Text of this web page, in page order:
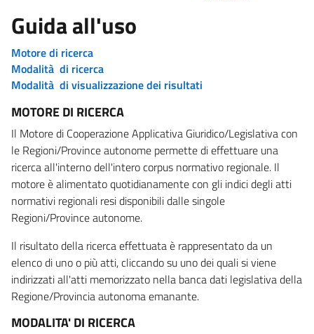
Guida all'uso
Motore di ricerca
Modalità di ricerca
Modalità di visualizzazione dei risultati
MOTORE DI RICERCA
Il Motore di Cooperazione Applicativa Giuridico/Legislativa con
le Regioni/Province autonome permette di effettuare una
ricerca all'interno dell'intero corpus normativo regionale. Il
motore è alimentato quotidianamente con gli indici degli atti
normativi regionali resi disponibili dalle singole
Regioni/Province autonome.
Il risultato della ricerca effettuata è rappresentato da un
elenco di uno o più atti, cliccando su uno dei quali si viene
indirizzati all'atti memorizzato nella banca dati legislativa della
Regione/Provincia autonoma emanante.
MODALITA' DI RICERCA